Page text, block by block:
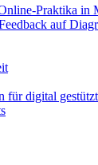
Praktika in
auf
für digital